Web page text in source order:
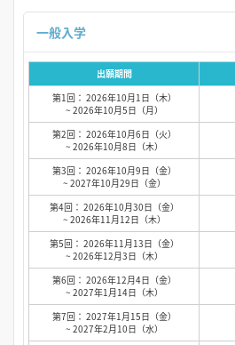
出願期間
第1回： 2026年10月1日（木）
~ 2026年10月5日（月）
第2回： 2026年10月6日（火）
~ 2026年10月8日（木）
第3回： 2026年10月9日（金）
~ 2027年10月29日（金）
第4回： 2026年10月30日（金）
~ 2026年11月12日（木）
第5回： 2026年11月13日（金）
~ 2026年12月3日（木）
第6回： 2026年12月4日（金）
~ 2027年1月14日（木）
第7回： 2027年1月15日（金）
~ 2027年2月10日（水）